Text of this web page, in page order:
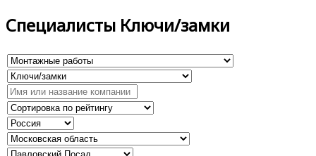
Специалисты Ключи/замки